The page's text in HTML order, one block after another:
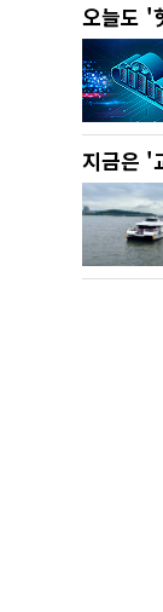
오늘도 '
지금은 '